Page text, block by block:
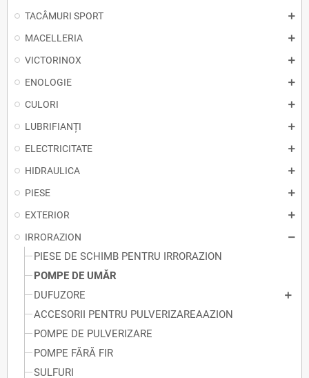
TACÂMURI SPORT
MACELLERIA
VICTORINOX
ENOLOGIE
CULORI
LUBRIFIANȚI
ELECTRICITATE
HIDRAULICA
PIESE
EXTERIOR
IRRORAZION
PIESE DE SCHIMB PENTRU IRRORAZION
POMPE DE UMĂR
DUFUZORE
ACCESORII PENTRU PULVERIZAREAAZION
POMPE DE PULVERIZARE
POMPE FĂRĂ FIR
SULFURI